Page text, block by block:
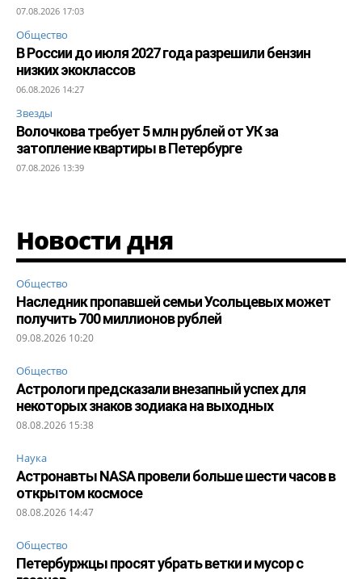
07.08.2026 17:03
Общество
В России до июля 2027 года разрешили бензин
низких экоклассов
06.08.2026 14:27
Звезды
Волочкова требует 5 млн рублей от УК за
затопление квартиры в Петербурге
07.08.2026 13:39
Новости дня
Общество
Наследник пропавшей семьи Усольцевых может
получить 700 миллионов рублей
09.08.2026 10:20
Общество
Астрологи предсказали внезапный успех для
некоторых знаков зодиака на выходных
08.08.2026 15:38
Наука
Астронавты NASA провели больше шести часов в
открытом космосе
08.08.2026 14:47
Общество
Петербуржцы просят убрать ветки и мусор с